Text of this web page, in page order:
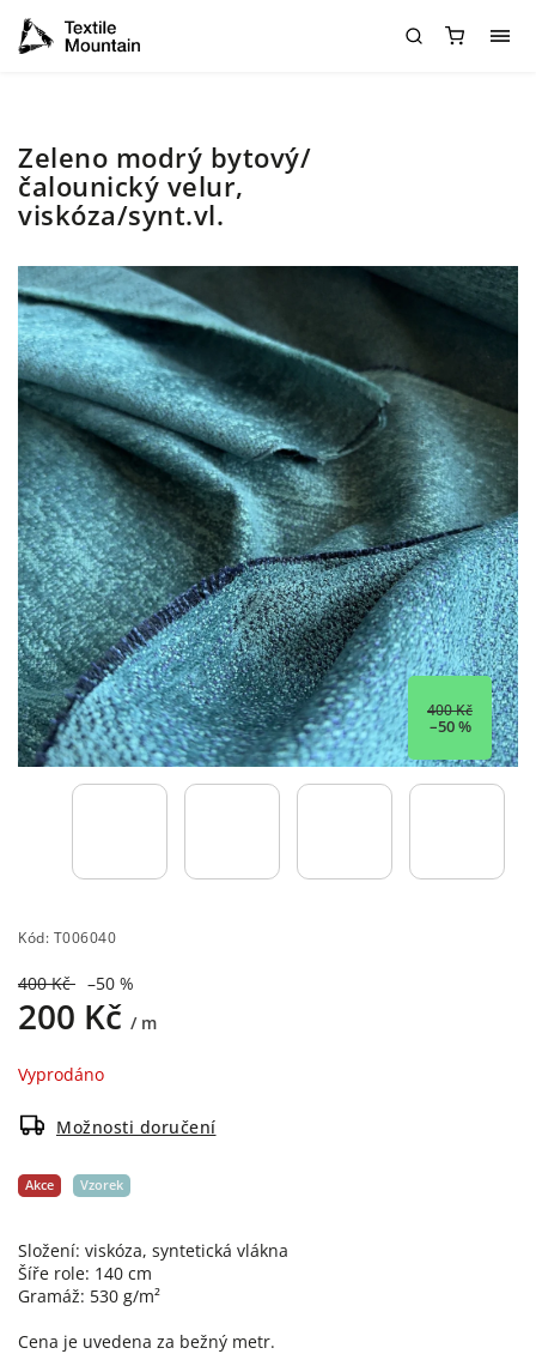
Zeleno modrý bytový/
čalounický velur,
viskóza/synt.vl.
400 Kč
–50 %
Kód: T006040
400 Kč –50 %
200 Kč / m
Vyprodáno
Možnosti doručení
Složení: viskóza, syntetická vlákna
Šíře role: 140 cm
Gramáž: 530 g/m²
Cena je uvedena za bežný metr.
Akce Vzorek